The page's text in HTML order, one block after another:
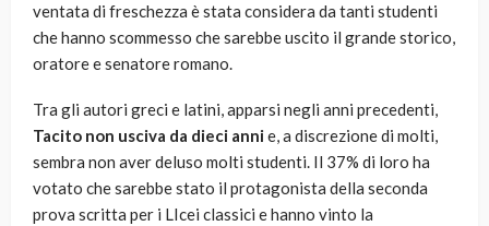
ventata di freschezza è stata considera da tanti studenti
che hanno scommesso che sarebbe uscito il grande storico,
oratore e senatore romano.
Tra gli autori greci e latini, apparsi negli anni precedenti,
Tacito non usciva da dieci annie, a discrezione di molti,
sembra non aver deluso molti studenti. Il 37% di loro ha
votato che sarebbe stato il protagonista della seconda
prova scritta per i LIcei classici e hanno vinto la